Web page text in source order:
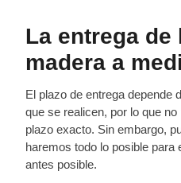
La entrega de
madera a
El plazo de entrega depende
que se realicen, por lo que
plazo exacto. Sin embargo,
haremos todo lo posible para
antes posible.